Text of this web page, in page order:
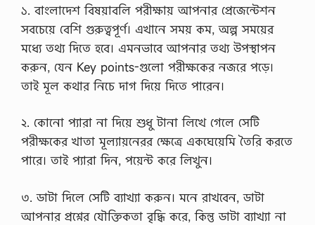
১. বাংলাদেশ বিষয়াবলি পরীক্ষায় আপনার প্রেজেন্টেশন
সবচেয়ে বেশি গুরুত্বপূর্ণ। এখানে সময় কম, অল্প সময়ের
মধ্যে তথ্য দিতে হবে। এমনভাবে আপনার তথ্য উপস্থাপন
করুন, যেন Key points-গুলো পরীক্ষকের নজরে পড়ে।
তাই মূল কথার নিচে দাগ দিয়ে দিতে পারেন।
২. কোনো প্যারা না দিয়ে শুধু টানা লিখে গেলে সেটি
পরীক্ষকের খাতা মূল্যায়নেরর ক্ষেত্রে একঘেয়েমি তৈরি করতে
পারে। তাই প্যারা দিন, পয়েন্ট করে লিখুন।
৩. ডাটা দিলে সেটি ব্যাখ্যা করুন। মনে রাখবেন, ডাটা
আপনার প্রশ্নের যৌক্তিকতা বৃদ্ধি করে, কিন্তু ডাটা ব্যাখ্যা না